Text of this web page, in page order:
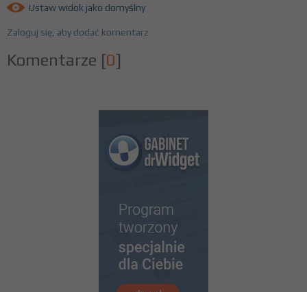
Ustaw widok jako domyślny
Zaloguj się, aby dodać komentarz
Komentarze [0]